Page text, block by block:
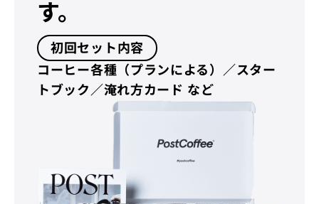
す。
初回セット内容
コーヒー各種（プランによる）／スター
トブック／淹れ方カード など